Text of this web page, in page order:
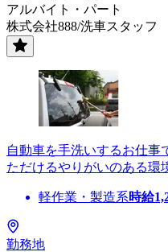
アルバイト・パート
株式会社888/洗車スタッフ
自動車を手洗いするお仕事
ただけるやりがいのある環
軽作業・製造系時給
勤務地